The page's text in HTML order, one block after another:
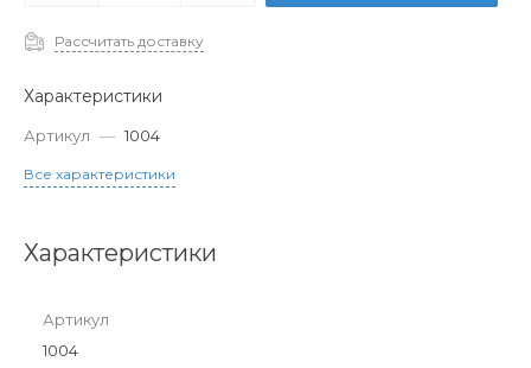
Рассчитать доставку
Характеристики
Артикул — 1004
Все характеристики
Характеристики
Артикул
1004